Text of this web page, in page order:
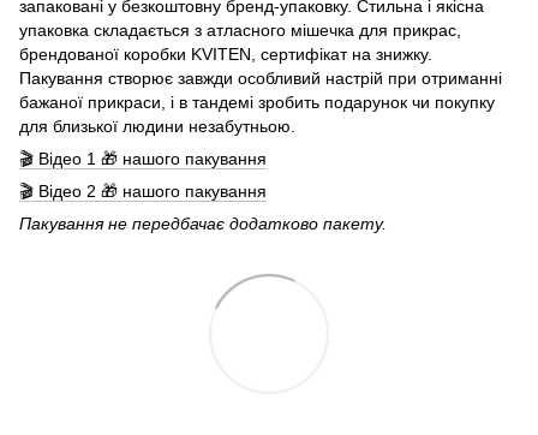
запаковані у безкоштовну бренд-упаковку. Стильна і якісна
упаковка складається з атласного мішечка для прикрас,
брендованої коробки KVITEN, сертифікат на знижку.
Пакування створює завжди особливий настрій при отриманні
бажаної прикраси, і в тандемі зробить подарунок чи покупку
для близької людини незабутньою.
🎬 Відео 1 🎁 нашого пакування
🎬 Відео 2 🎁 нашого пакування
Пакування не передбачає додатково пакету.